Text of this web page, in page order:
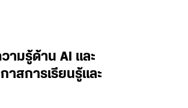
ามรู้ด้าน AI และ
าสการเรียนรู้และ